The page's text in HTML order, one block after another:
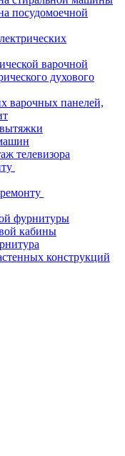
посудомоечной
варочной
духового
варочных панелей,
телевизора
фурнитуры
кабины
конструкций